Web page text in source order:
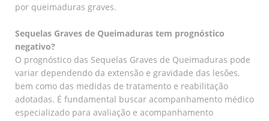
por queimaduras graves.
Sequelas Graves de Queimaduras tem prognóstico
negativo?
O prognóstico das Sequelas Graves de Queimaduras pode
variar dependendo da extensão e gravidade das lesões,
bem como das medidas de tratamento e reabilitação
adotadas. É fundamental buscar acompanhamento médico
especializado para avaliação e acompanhamento